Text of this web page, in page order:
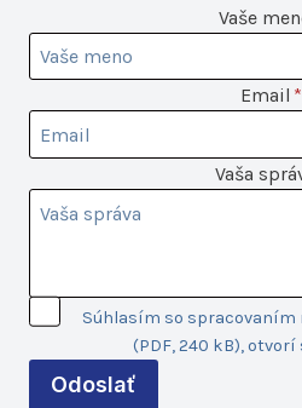
Vaše
meno
Email *
Vaša
správa
Súhlas so
spracovaním
údajov
Súhlasím so
(PDF, 240 kB),
Odoslať